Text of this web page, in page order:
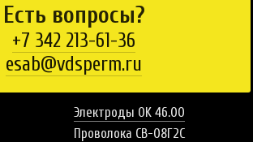
Электроды OK 46.00
Проволока СВ-08Г2С
Есть вопросы?
+7 342 213-61-36
esab@vdsperm.ru